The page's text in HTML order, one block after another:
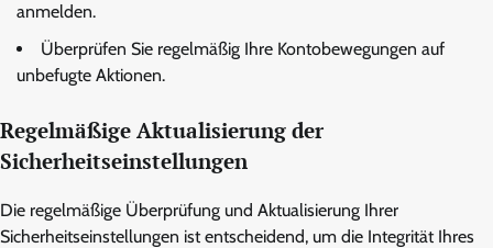
anmelden.
Überprüfen Sie regelmäßig Ihre Kontobewegungen auf
unbefugte Aktionen.
Regelmäßige Aktualisierung der
Sicherheitseinstellungen
Die regelmäßige Überprüfung und Aktualisierung Ihrer
Sicherheitseinstellungen ist entscheidend, um die Integrität Ihres